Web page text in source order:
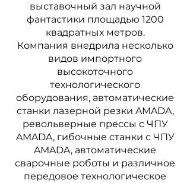
выставочный зал научной
фантастики площадью 1200
квадратных метров.
Компания внедрила несколько
видов импортного
высокоточного
технологического
оборудования, автоматические
станки лазерной резки AMADA,
револьверные прессы с ЧПУ
AMADA, гибочные станки с ЧПУ
AMADA, автоматические
сварочные роботы и различное
передовое технологическое